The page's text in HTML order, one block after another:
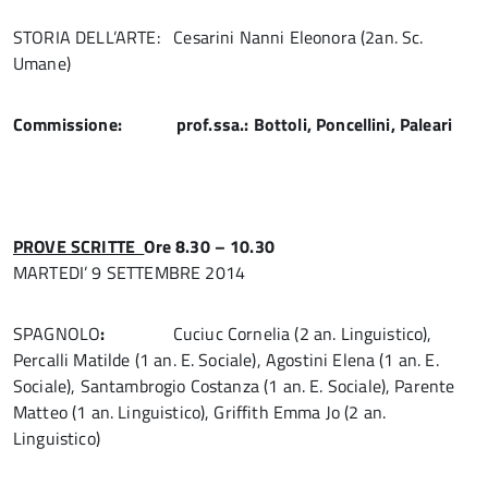
STORIA DELL’ARTE: Cesarini Nanni Eleonora (2an. Sc.
Umane)
Commissione: prof.ssa.: Bottoli, Poncellini, Paleari
PROVE SCRITTEOre 8.30 – 10.30
MARTEDI’ 9 SETTEMBRE 2014
SPAGNOLO: Cuciuc Cornelia (2 an. Linguistico),
Percalli Matilde (1 an. E. Sociale), Agostini Elena (1 an. E.
Sociale), Santambrogio Costanza (1 an. E. Sociale), Parente
Matteo (1 an. Linguistico), Griffith Emma Jo (2 an.
Linguistico)